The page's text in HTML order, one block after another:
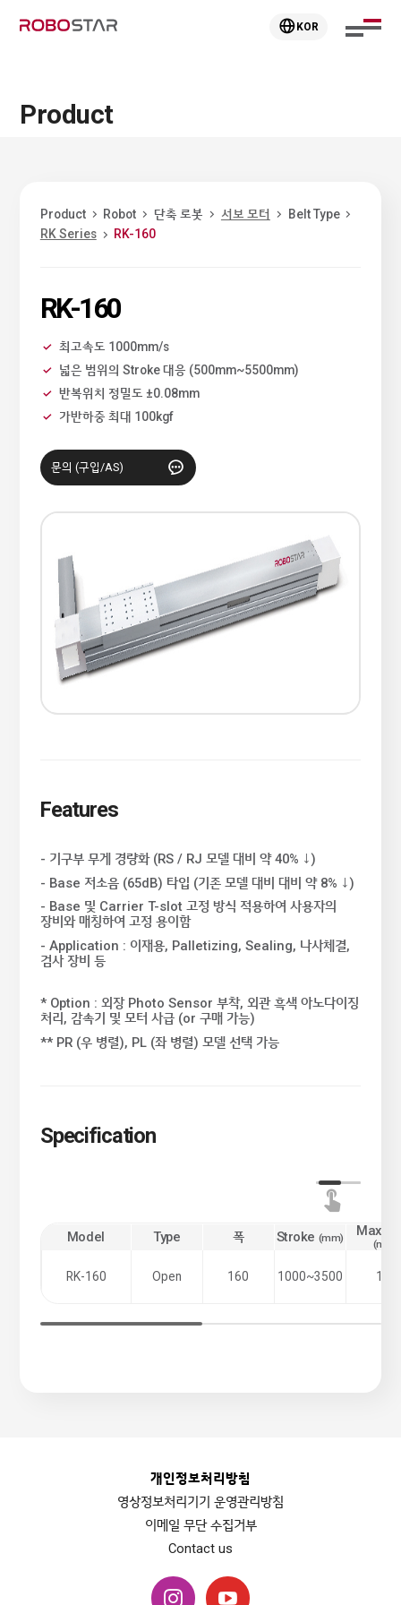
KOR
Product
Product Robot 단축 로봇 서보 모터
Belt Type
RK Series
RK-160
RK-160
최고속도 1000mm/s
넓은 범위의 Stroke 대응 (500mm~5500mm)
반복위치 정밀도 ±0.08mm
가반하중 최대 100kgf
문의 (구입/AS)
Features
- 기구부 무게 경량화 (RS / RJ 모델 대비 약 40% ↓)
- Base 저소음 (65dB) 타입 (기존 모델 대비 대비 약 8% ↓)
- Base 및 Carrier T-slot 고정 방식 적용하여 사용자의
장비와 매칭하여 고정 용이함
- Application : 이재용, Palletizing, Sealing, 나사체결,
검사 장비 등
* Option : 외장 Photo Sensor 부착, 외관 흑색 아노다이징
처리, 감속기 및 모터 사급 (or 구매 가능)
** PR (우 병렬), PL (좌 병렬) 모델 선택 가능
Specification
Model Type 폭 Stroke (mm) Max.
(mm/
RK-160 Open 160 1000~3500
개인정보처리방침
영상정보처리기기 운영관리방침
이메일 무단 수집거부
Contact us